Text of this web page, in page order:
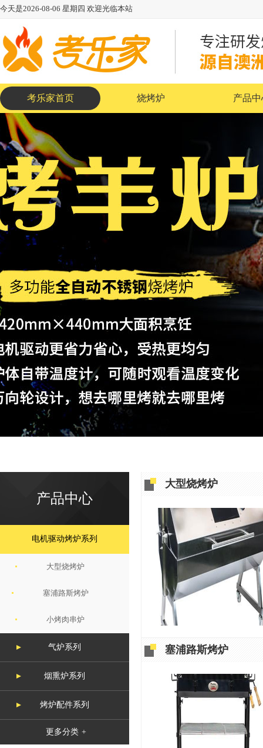
今天是2026-08-06 星期四 欢迎光临本站
考乐家首页 烧烤炉 产品中
产品中心
电机驱动烤炉系列
大型烧烤炉
塞浦路斯烤炉
小烤肉串炉
气炉系列
烟熏炉系列
烤炉配件系列
更多分类
大型烧烤炉
塞浦路斯烤炉